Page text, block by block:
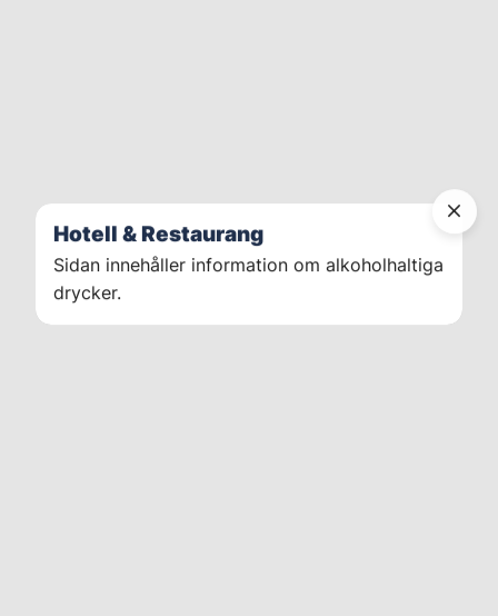
Hotell & Restaurang
Sidan innehåller information om alkoholhaltiga
drycker.